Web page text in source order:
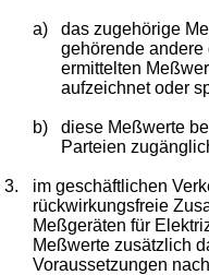
a)
das zugehörige
gehörende
ermittelten
aufzeichnet oder
b)
diese Meßwerte
Parteien
3.
im geschäftlichen
rückwirkungsfreie
Meßgeräten für
Meßwerte zusätzlich
Voraussetzungen